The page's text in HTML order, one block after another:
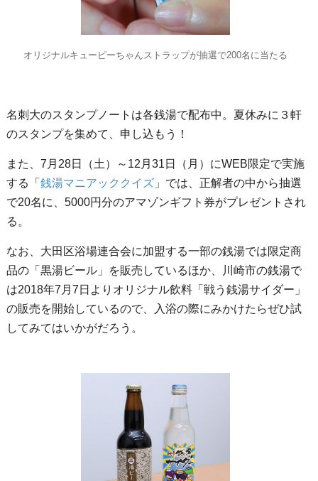
オリジナルキューピーちゃんストラップが抽選で200名に当たる
名刺大のスタンプノートは各銭湯で配布中。夏休みに３軒
のスタンプを集めて、申し込もう！
また、7月28日（土）～12月31日（月）にWEB限定で実施
する「 銭湯マニアッククイズ 」では、正解者の中から抽選
で20名に、5000円分のアマゾンギフト券がプレゼントされ
る。
なお、大田区浴場連合会に加盟する一部の銭湯では限定商
品の「黒湯ビール」を販売しているほか、川崎市の銭湯で
は2018年7月7日よりオリジナル飲料「戦う銭湯サイダー」
の販売を開始しているので、入浴の際にみかけたらぜひ試
してみてはいかがだろう。